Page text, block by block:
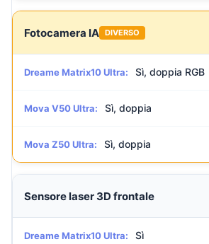
Fotocamera IA DIVERSO
Dreame Matrix10 Ultra: Sì, doppia RGB
Mova V50 Ultra: Sì, doppia
Mova Z50 Ultra: Sì, doppia
Sensore laser 3D frontale
Dreame Matrix10 Ultra: Sì